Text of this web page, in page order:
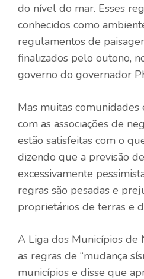
do nível do mar. Esses
conhecidos como
regulamentos de
finalizados pelo outono,
governo do governador
Mas muitas
com as associações de
estão satisfeitas com o
dizendo que a previsão
excessivamente
regras são pesadas e
proprietários de terras e
A Liga dos Municípios de
as regras de “mudança
municípios e disse que